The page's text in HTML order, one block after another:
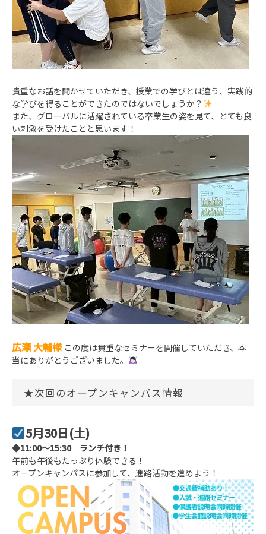
貴重なお話を聞かせていただき、授業での学びとは違う、実践的
な学びを得ることができたのではないでしょうか？
また、グローバルに活躍されている卒業生の姿を見て、とても良
い刺激を受けたことと思います！
広瀬 大輔様 この度は貴重なセミナーを開催していただき、本
当にありがとうございました。
★次回のオープンキャンパス情報
5月30日(土)
◆11:00～15:30 ランチ付き！
午前も午後もたっぷり体験できる！
オープンキャンパスに参加して、進路活動を進めよう！